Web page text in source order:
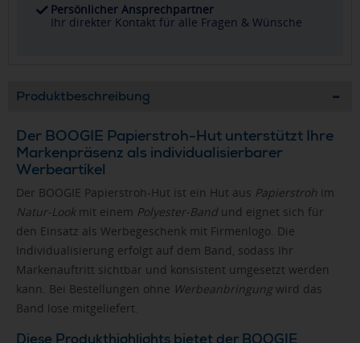
Persönlicher Ansprechpartner
Ihr direkter Kontakt für alle Fragen & Wünsche
Produktbeschreibung
Der BOOGIE Papierstroh-Hut unterstützt Ihre
Markenpräsenz als individualisierbarer
Werbeartikel
Der BOOGIE Papierstroh-Hut ist ein Hut aus Papierstroh im
Natur-Look mit einem Polyester-Bandund eignet sich für
den Einsatz als Werbegeschenk mit Firmenlogo. Die
Individualisierung erfolgt auf dem Band, sodass Ihr
Markenauftritt sichtbar und konsistent umgesetzt werden
kann. Bei Bestellungen ohne Werbeanbringung wird das
Band lose mitgeliefert.
Diese Produkthighlights bietet der BOOGIE